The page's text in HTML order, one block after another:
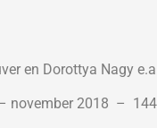
en Dorottya Nagy
november 2018 –